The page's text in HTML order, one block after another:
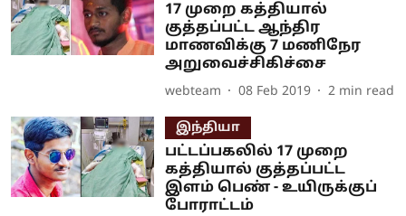
17 முறை கத்தியால்
குத்தப்பட்ட ஆந்திர
மாணவிக்கு 7 மணிநேர
அறுவைச்சிகிச்சை
webteam 08 Feb 2019 2 min read
இந்தியா
பட்டப்பகலில் 17 முறை
கத்தியால் குத்தப்பட்ட
இளம் பெண் - உயிருக்குப்
போராட்டம்